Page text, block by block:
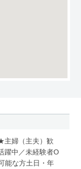
主婦（主夫）歓
躍中／未経験者O
能な方土日・年